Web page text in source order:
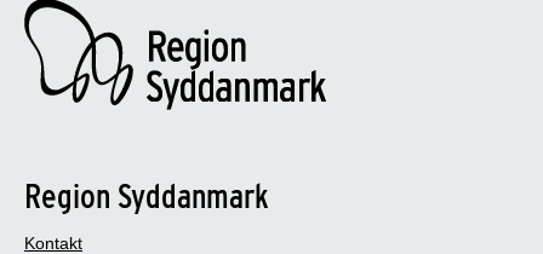
Region Syddanmark
Kontakt